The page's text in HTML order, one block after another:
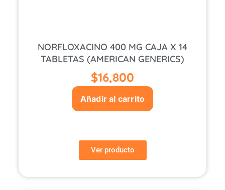
NORFLOXACINO 400 MG CAJA X 14
TABLETAS (AMERICAN GENERICS)
$16,800
Añadir al carrito
Ver producto